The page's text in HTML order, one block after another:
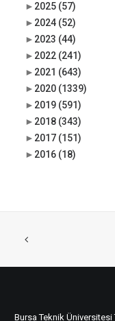
► 2025 (57)
► 2024 (52)
► 2023 (44)
► 2022 (241)
► 2021 (643)
► 2020 (1339)
► 2019 (591)
► 2018 (343)
► 2017 (151)
► 2016 (18)
Bursa Teknik